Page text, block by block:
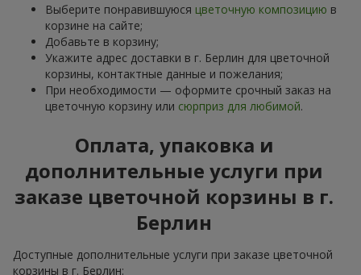
Выберите понравившуюся цветочную композицию в
корзине на сайте;
Добавьте в корзину;
Укажите адрес доставки в г. Берлин для цветочной
корзины, контактные данные и пожелания;
При необходимости — оформите срочный заказ на
цветочную корзину или сюрприз для любимой.
Оплата, упаковка и
дополнительные услуги при
заказе цветочной корзины в г.
Берлин
Доступные дополнительные услуги при заказе цветочной
корзины в г. Берлин: